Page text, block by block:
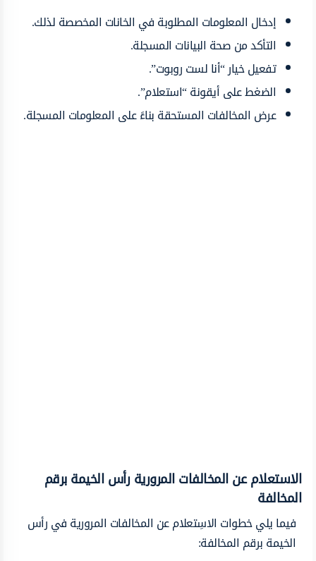
إدخال المعلومات المطلوبة في الخانات المخصصة لذلك.
التأكد من صحة البيانات المسجلة.
تفعيل خيار “أنا لست روبوت”.
الضغط على أيقونة “استعلام”.
عرض المخالفات المستحقة بناءً على المعلومات المسجلة.
الاستعلام عن المخالفات المرورية رأس الخيمة برقم
المخالفة
فيما يلي خطوات الاسِتعلام عن المخالفات المرورية في رأس
الخيمة برقم المخالفة: